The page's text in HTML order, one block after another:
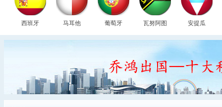
西班牙 马耳他 葡萄牙 瓦努阿图 安提瓜